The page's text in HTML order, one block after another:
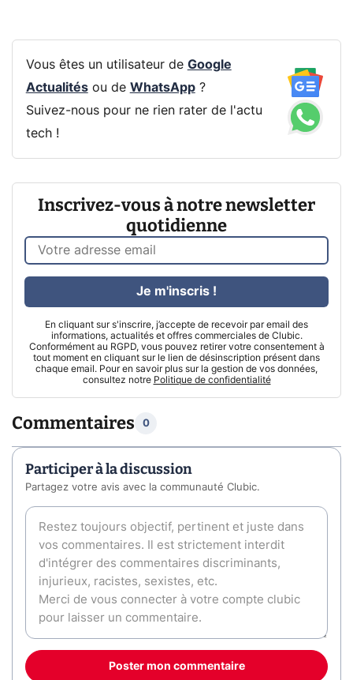
Vous êtes un utilisateur de Google
Actualitésou de WhatsApp?
Suivez-nous pour ne rien rater de l'actu
tech !
Inscrivez-vous à notre newsletter
quotidienne
En cliquant sur s'inscrire, j’accepte de recevoir par email des
informations, actualités et offres commerciales de Clubic.
Conformément au RGPD, vous pouvez retirer votre consentement à
tout moment en cliquant sur le lien de désinscription présent dans
chaque email. Pour en savoir plus sur la gestion de vos données,
consultez notre Politique de confidentialité
Je m'inscris !
Commentaires 0
Participer à la discussion
Partagez votre avis avec la communauté Clubic.
Poster mon commentaire